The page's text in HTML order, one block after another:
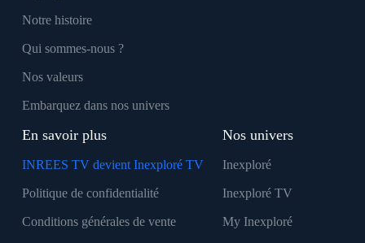
Notre histoire
Qui sommes-nous ?
Nos valeurs
Embarquez dans nos univers
En savoir plus
INREES TV devient Inexploré TV
Politique de confidentialité
Conditions générales de vente
Nos univers
Inexploré
Inexploré TV
My Inexploré